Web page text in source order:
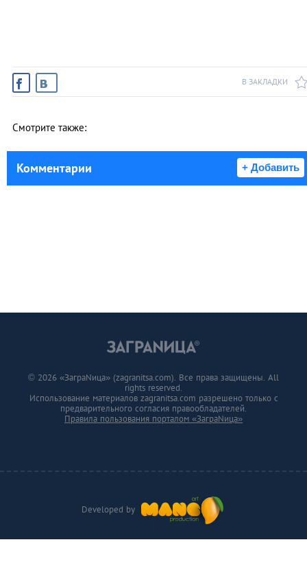
В ЗАКЛАДКИ
Смотрите также:
Комментарии + Добавить
Developed by
© 2026 «ЗаграNица» (zagranitsa.com). Все права защищены. All
rights reserved.
Использование материалов zagranitsa.com разрешено только с
предварительного согласия правообладателей.
Правила пользования порталом «ЗаграNица»